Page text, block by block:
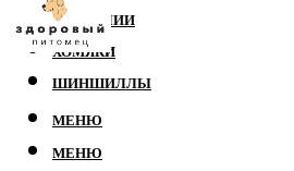
РЕПТИЛИИ
ХОМЯКИ
ШИНШИЛЛЫ
МЕНЮ
МЕНЮ